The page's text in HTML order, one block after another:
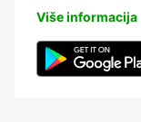
Više informacija